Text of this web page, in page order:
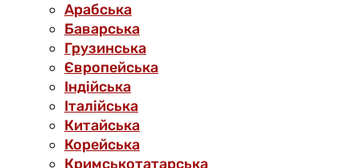
Арабська
Баварська
Грузинська
Європейська
Індійська
Італійська
Китайська
Корейська
Кримськотатарська